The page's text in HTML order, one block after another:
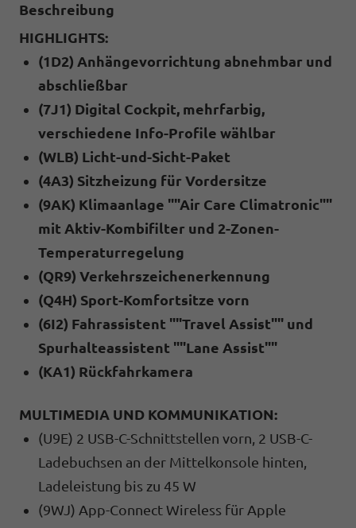
Beschreibung
HIGHLIGHTS:
(1D2) Anhängevorrichtung abnehmbar und
abschließbar
(7J1) Digital Cockpit, mehrfarbig,
verschiedene Info-Profile wählbar
(WLB) Licht-und-Sicht-Paket
(4A3) Sitzheizung für Vordersitze
(9AK) Klimaanlage ""Air Care Climatronic""
mit Aktiv-Kombifilter und 2-Zonen-
Temperaturregelung
(QR9) Verkehrszeichenerkennung
(Q4H) Sport-Komfortsitze vorn
(6I2) Fahrassistent ""Travel Assist"" und
Spurhalteassistent ""Lane Assist""
(KA1) Rückfahrkamera
MULTIMEDIA UND KOMMUNIKATION:
(U9E) 2 USB-C-Schnittstellen vorn, 2 USB-C-
Ladebuchsen an der Mittelkonsole hinten,
Ladeleistung bis zu 45 W
(9WJ) App-Connect Wireless für Apple